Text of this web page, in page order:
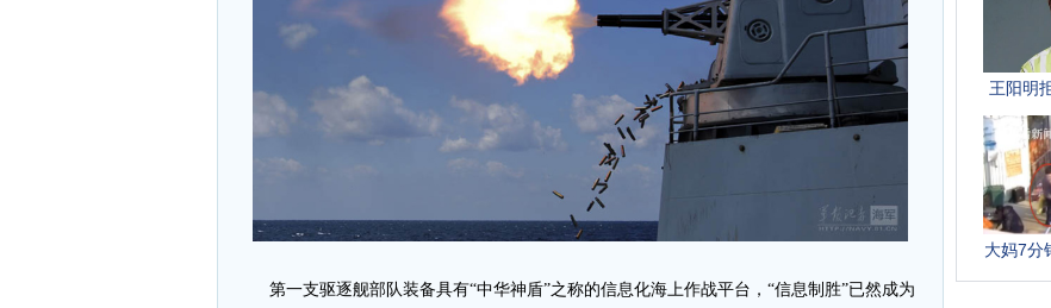
第一支驱逐舰部队装备具有“中华神盾”之称的信息化海上作战平台，“信息制胜”已然成为